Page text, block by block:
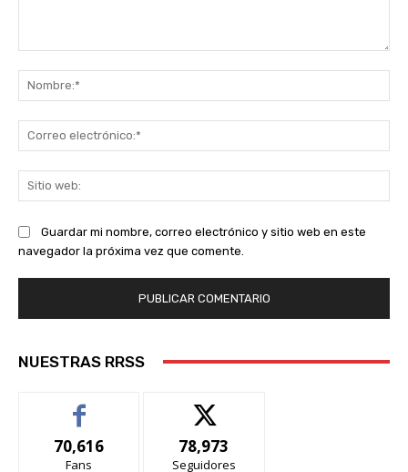
Guardar mi nombre, correo electrónico y sitio web en este
navegador la próxima vez que comente.
NUESTRAS RRSS
70,616
Fans
78,973
Seguidores